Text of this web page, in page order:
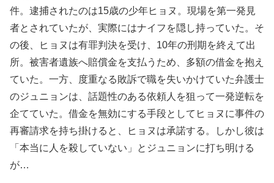
件。逮捕されたのは15歳の少年ヒョヌ。現場を第一発見
者とされていたが、実際にはナイフを隠し持っていた。そ
の後、ヒョヌは有罪判決を受け、10年の刑期を終えて出
所。被害者遺族へ賠償金を支払うため、多額の借金を抱え
ていた。一方、度重なる敗訴で職を失いかけていた弁護士
のジュニョンは、話題性のある依頼人を狙って一発逆転を
企てていた。借金を無効にする手段としてヒョヌに事件の
再審請求を持ち掛けると、ヒョヌは承諾する。しかし彼は
「本当に人を殺していない」とジュニョンに打ち明ける
が…